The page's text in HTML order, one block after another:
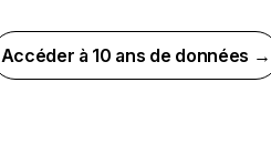
Accéder à 10 ans de données →